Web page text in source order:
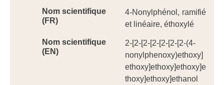
Nom scientifique
(FR)
4-Nonylphénol, ramifié
et linéaire, éthoxylé
Nom scientifique
(EN)
2-[2-[2-[2-[2-[2-[2-(4-
nonylphenoxy)ethoxy]
ethoxy]ethoxy]ethoxy]e
thoxy]ethoxy]ethanol